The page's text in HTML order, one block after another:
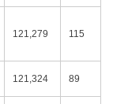
121,279 115
121,324 89